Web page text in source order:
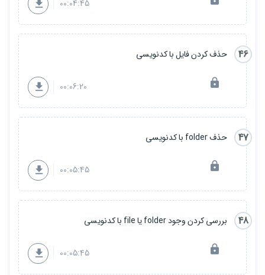
00:04:45
46 حذف کردن فایل با کدنویسی
00:06:20
47 حذف folder با کدنویسی
00:05:45
48 بررسی کردن وجود folder یا file با کدنویسی
00:05:45